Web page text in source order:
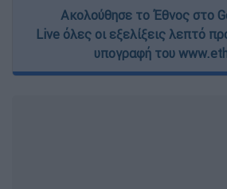
Ακολούθησε το Έθνος στο
Live όλες οι εξελίξεις λεπτό
υπογραφή του